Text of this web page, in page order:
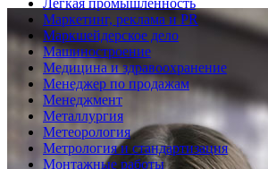
Легкая промышленность
Маркетинг, реклама и PR
Маркшейдерское дело
Машиностроение
Медицина и здравоохранение
Менеджер по продажам
Менеджмент
Металлургия
Метеорология
Метрология и стандартизация
Монтажные работы